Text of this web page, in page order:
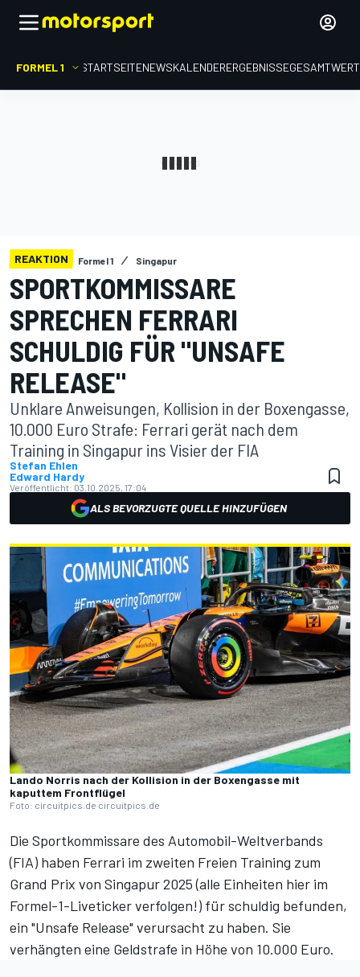
FORMEL 1 STARTSEITENEWSKALENDERERGEBNISSE
REAKTION Formel 1 Singapur
SPORTKOMMISSARE
SPRECHEN FERRARI
SCHULDIG FÜR "UNSAFE
RELEASE"
Unklare Anweisungen, Kollision in der Boxengasse,
10.000 Euro Strafe: Ferrari gerät nach dem
Training in Singapur ins Visier der FIA
Stefan Ehlen
Edward Hardy
Veröffentlicht: 03.10.2025, 17:04
ALS BEVORZUGTE QUELLE HINZUFÜGEN
Lando Norris nach der Kollision in der Boxengasse mit
kaputtem Frontflügel
Foto: circuitpics.de circuitpics.de
Die Sportkommissare des Automobil-Weltverbands
(FIA) haben Ferrari im zweiten Freien Training zum
Grand Prix von Singapur 2025 (alle Einheiten hier im
Formel-1-Liveticker verfolgen!) für schuldig befunden,
ein "Unsafe Release" verursacht zu haben. Sie
verhängten eine Geldstrafe in Höhe von 10.000 Euro.